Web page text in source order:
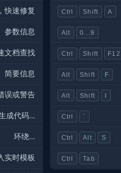
快速修复
参数信息
文档查找
简要信息
误或警告
成代码...
环绕...
实时模板
Ctrl Shift A
Alt 0...9
Ctrl Shift F12
Alt Shift F
Alt Shift I
Ctrl `
Ctrl Alt S
Ctrl Tab